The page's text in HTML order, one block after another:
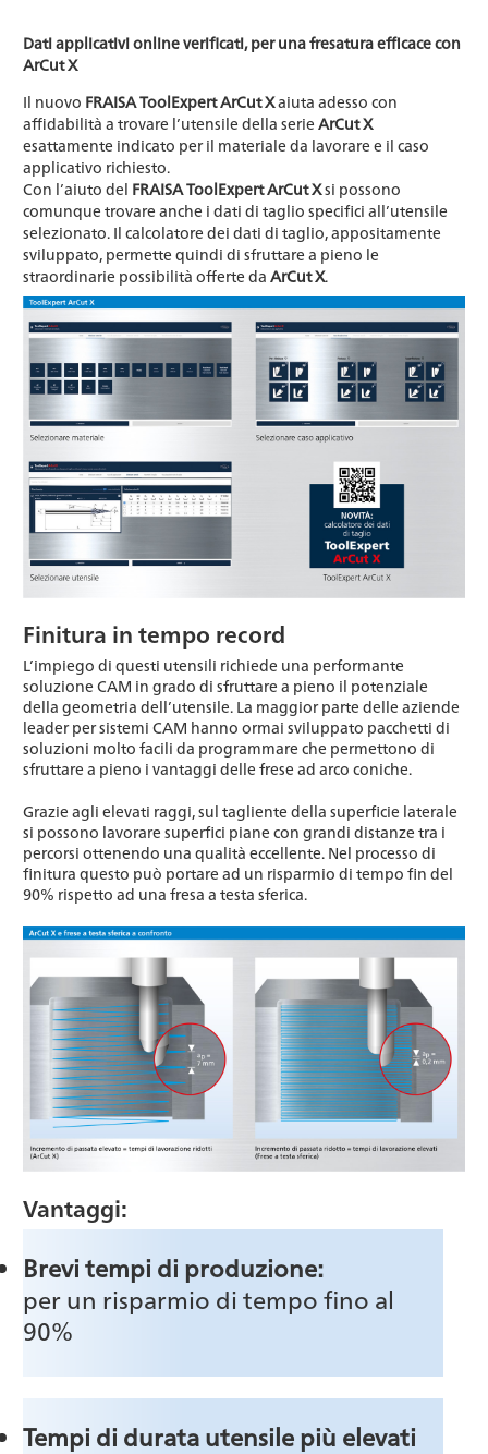
Dati applicativi online verificati, per una fresatura efficace con
ArCut X
Il nuovo FRAISA ToolExpert ArCut Xaiuta adesso con
affidabilità a trovare l’utensile della serie ArCut X
esattamente indicato per il materiale da lavorare e il caso
applicativo richiesto.
Con l’aiuto del FRAISA ToolExpert ArCut Xsi possono
comunque trovare anche i dati di taglio specifici all’utensile
selezionato. Il calcolatore dei dati di taglio, appositamente
sviluppato, permette quindi di sfruttare a pieno le
straordinarie possibilità offerte da ArCut X.
Finitura in tempo record
L’impiego di questi utensili richiede una performante
soluzione CAM in grado di sfruttare a pieno il potenziale
della geometria dell’utensile. La maggior parte delle aziende
leader per sistemi CAM hanno ormai sviluppato pacchetti di
soluzioni molto facili da programmare che permettono di
sfruttare a pieno i vantaggi delle frese ad arco coniche.
Grazie agli elevati raggi, sul tagliente della superficie laterale
si possono lavorare superfici piane con grandi distanze tra i
percorsi ottenendo una qualità eccellente. Nel processo di
finitura questo può portare ad un risparmio di tempo fin del
90% rispetto ad una fresa a testa sferica.
Vantaggi:
Brevi tempi di produzione:
per un risparmio di tempo fino al
90%
Tempi di durata utensile più elevati